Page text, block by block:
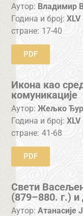
Аутор: Владимир
Година и број:XLV
стране: 17-40
PDF
Икона као
комуникације
Аутор: Жељко
Година и број:XLV
стране: 41-68
PDF
Свети
(879–880. г.)
Аутор: Атанасије